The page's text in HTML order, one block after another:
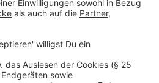
Innenstadt zu